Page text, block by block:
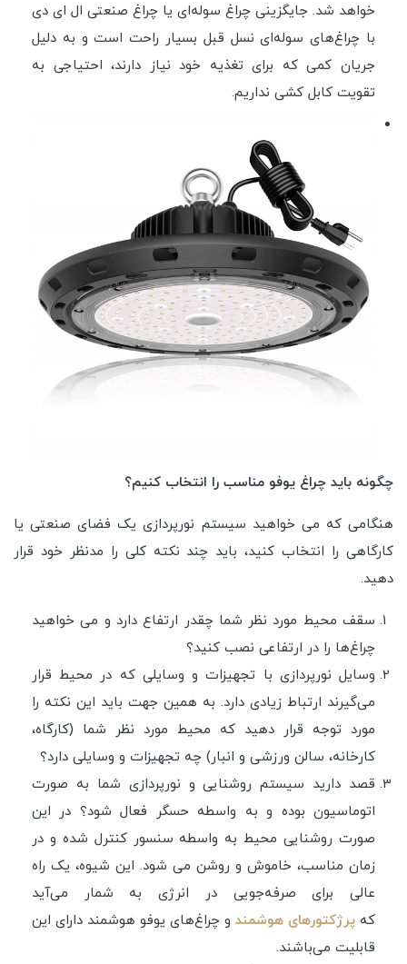
خواهد شد. جایگزینی چراغ سوله‌ای یا چراغ صنعتی ال ای دی
با چراغ‌های سوله‌ای نسل قبل بسیار راحت است و به دلیل
جریان کمی که برای تغذیه خود نیاز دارند، احتیاجی به
تقویت کابل کشی نداریم.
چگونه باید چراغ یوفو مناسب را انتخاب کنیم؟
هنگامی که می خواهید سیستم نورپردازی یک فضای صنعتی یا
کارگاهی را انتخاب کنید، باید چند نکته کلی را مدنظر خود قرار
دهید.
سقف محیط مورد نظر شما چقدر ارتفاع دارد و می خواهید
چراغ‌ها را در ارتفاعی نصب کنید؟
وسایل نورپردازی با تجهیزات و وسایلی که در محیط قرار
می‌گیرند ارتباط زیادی دارد. به همین جهت باید این نکته را
مورد توجه قرار دهید که محیط مورد نظر شما (کارگاه،
کارخانه، سالن ورزشی و انبار) چه تجهیزات و وسایلی دارد؟
قصد دارید سیستم روشنایی و نورپردازی شما به صورت
اتوماسیون بوده و به واسطه حسگر فعال شود؟ در این
صورت روشنایی محیط به واسطه سنسور کنترل شده و در
زمان مناسب، خاموش و روشن می شود. این شیوه، یک راه
عالی برای صرفه‌جویی در انرژی به شمار می‌آيد
که پرژکتورهای هوشمند و چراغ‌های یوفو هوشمند دارای این
قابلیت می‌باشند.